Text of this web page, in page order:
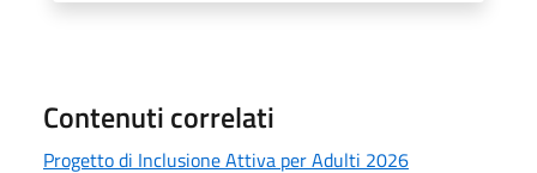
Contenuti correlati
Progetto di Inclusione Attiva per Adulti 2026